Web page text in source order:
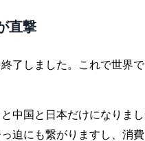
直撃
了しました。これで世界
中国と日本だけになりま
迫にも繋がりますし、消